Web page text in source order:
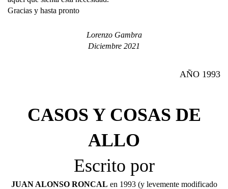
Gracias y hasta pronto
Lorenzo Gambra
Diciembre 2021
AÑO 1993
CASOS Y COSAS DE
ALLO
Escrito por
JUAN ALONSO RONCAL en 1993 (y levemente modificado